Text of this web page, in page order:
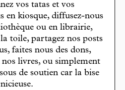
vos tatas et vos
en kiosque, diffusez-nous
ou en librairie,
toile, partagez nos posts
faites nous des dons,
livres, ou simplement
de soutien car la bise